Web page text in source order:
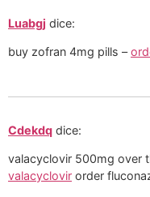
Luabgj dice:
buy zofran 4mg pills –
Cdekdq dice:
valacyclovir 500mg over
valacyclovir order